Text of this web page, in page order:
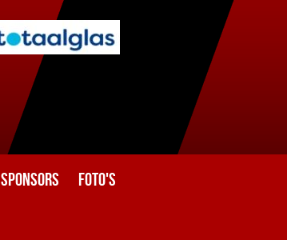
Sponsors Foto's